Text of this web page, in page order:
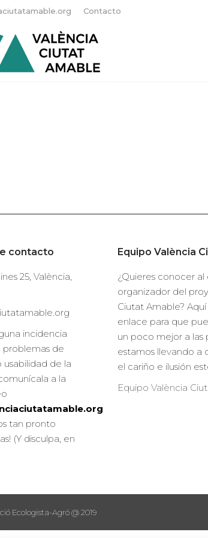
Contacto
contacto
25, València,
incidencia
problemas de
usabilidad de la
a la
tan pronto
(Y disculpa, en
Equipo València
¿Quieres conocer al
organizador del
Ciutat Amable?
enlace para que
un poco mejor a las
estamos llevando a
el cariño e ilusión
Equipo València
Ecologista-Agró @ 2019